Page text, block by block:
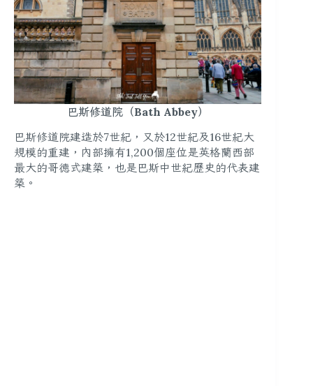
巴斯修道院（Bath Abbey）
巴斯修道院建造於7世紀，又於12世紀及16世紀大
規模的重建，內部擁有1,200個座位是英格蘭西部
最大的哥德式建築，也是巴斯中世紀歷史的代表建
築。